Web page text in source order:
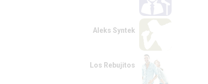
Aleks Syntek
Los Rebujitos